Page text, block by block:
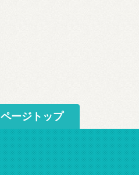
ページトップ